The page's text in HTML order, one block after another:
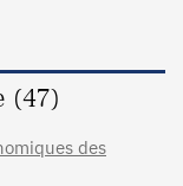
(47)
des